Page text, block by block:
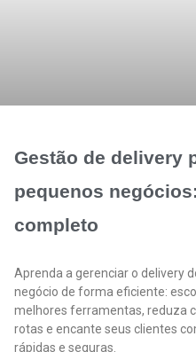
Gestão de delivery
pequenos
completo
Aprenda a gerenciar o delivery
negócio de forma eficiente:
melhores ferramentas, reduza
rotas e encante seus clientes
rápidas e seguras.